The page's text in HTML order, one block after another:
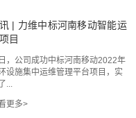
| 力维中标河南移动智能运
目
，公司成功中标河南移动2022年
设施集中运维管理平台项目，实
...